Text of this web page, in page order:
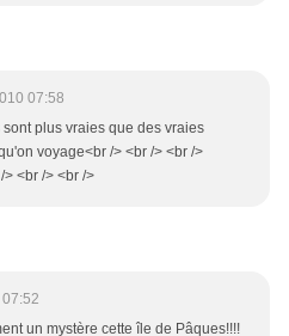
07:58
plus vraies que des vraies
voyage<br /> <br /> <br />
<br /> <br />
un mystère cette île de Pâques!!!!